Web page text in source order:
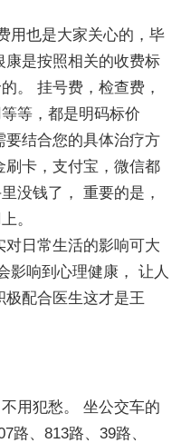
用也是大家关心的，毕
康是按照相关的收费标
。 挂号费，检查费，
等，都是明码标价
要结合您的具体治疗方
卡，支付宝，微信都
没钱了， 重要的是，
。
日常生活的影响可大
影响到心理健康， 让人
配合医生这才是王
用犯愁。 坐公交车的
路、813路、39路、